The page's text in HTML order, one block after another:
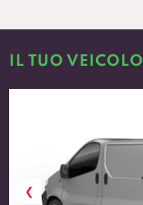
IL TUO VEICOLO